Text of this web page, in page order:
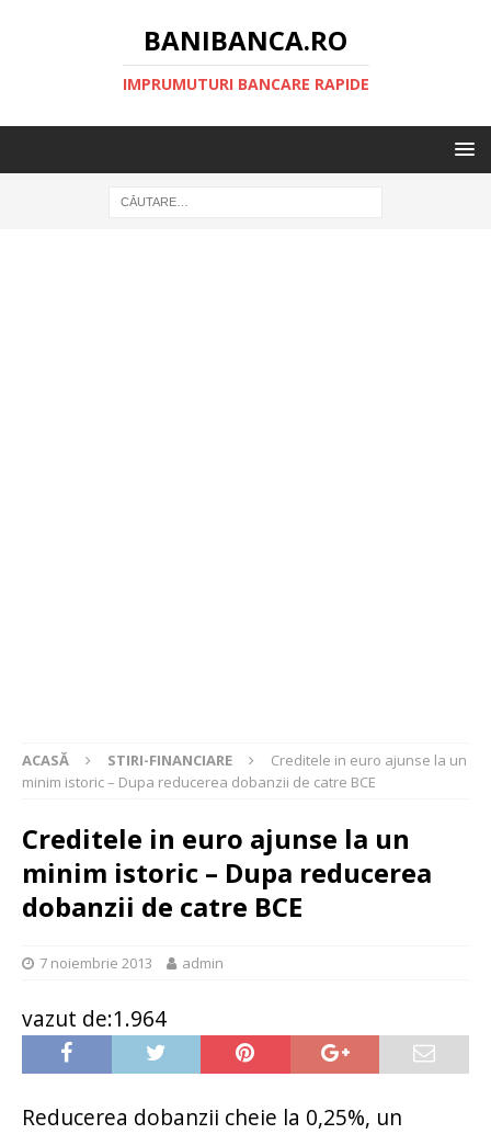
BANIBANCA.RO
IMPRUMUTURI BANCARE RAPIDE
ACASĂ STIRI-FINANCIARE
Creditele in euro ajunse la un
minim istoric – Dupa reducerea dobanzii de catre BCE
Creditele in euro ajunse la un
minim istoric – Dupa reducerea
dobanzii de catre BCE
7 noiembrie 2013 admin
vazut de:1.964
Reducerea dobanzii cheie la 0,25%, un